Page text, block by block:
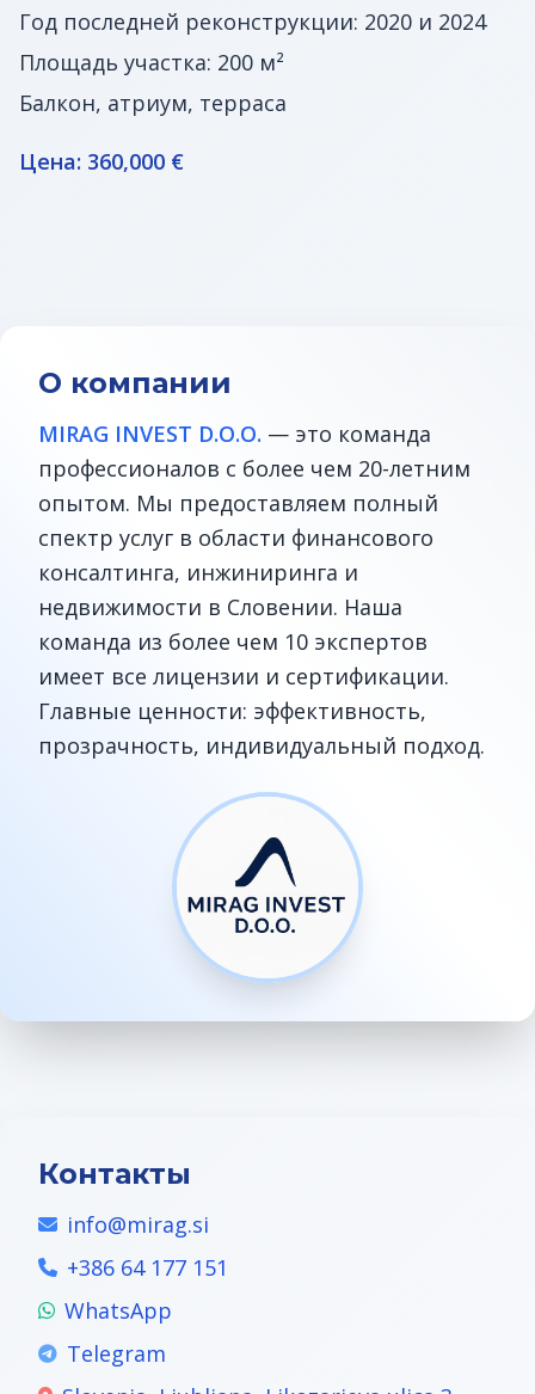
Год последней реконструкции: 2020 и 2024
Площадь участка: 200 м²
Балкон, атриум, терраса
Цена: 360,000 €
О компании
MIRAG INVEST D.O.O. — это команда
профессионалов с более чем 20-летним
опытом. Мы предоставляем полный
спектр услуг в области финансового
консалтинга, инжиниринга и
недвижимости в Словении. Наша
команда из более чем 10 экспертов
имеет все лицензии и сертификации.
Главные ценности: эффективность,
прозрачность, индивидуальный подход.
Контакты
info@mirag.si
+386 64 177 151
WhatsApp
Telegram